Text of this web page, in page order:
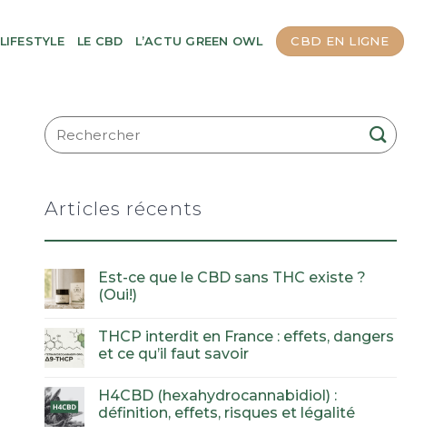
LIFESTYLE LE CBD L’ACTU GREEN OWL CBD EN LIGNE
Articles récents
Est-ce que le CBD sans THC existe ?
(Oui!)
THCP interdit en France : effets, dangers
et ce qu’il faut savoir
H4CBD (hexahydrocannabidiol) :
définition, effets, risques et légalité